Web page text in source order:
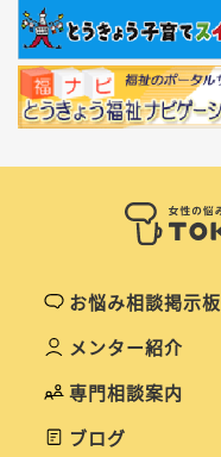
お悩み相談掲示板
メンター紹介
専門相談案内
ブログ